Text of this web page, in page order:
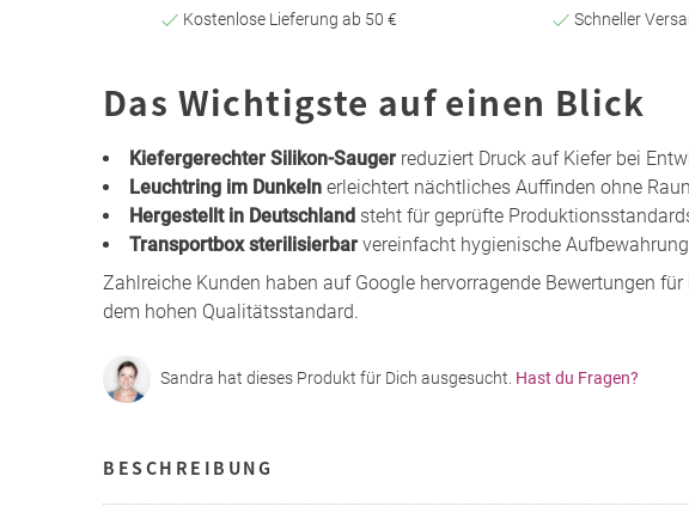
Kostenlose Lieferung ab 50 € Schneller
Das Wichtigste auf einen Blick
Kiefergerechter Silikon-Sauger reduziert Druck auf Kiefer bei
Leuchtring im Dunkeln erleichtert nächtliches Auffinden ohne
Hergestellt in Deutschland steht für geprüfte
Transportbox sterilisierbar vereinfacht hygienische
Zahlreiche Kunden haben auf Google hervorragende Bewertungen für
dem hohen Qualitätsstandard.
Sandra hat dieses Produkt für Dich ausgesucht. Hast du Fragen?
BESCHREIBUNG